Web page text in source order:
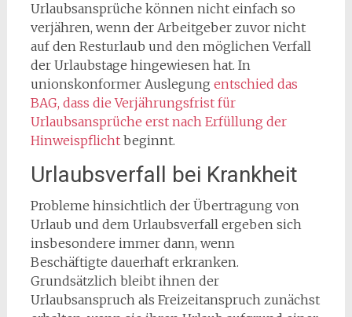
Urlaubsansprüche können nicht einfach so
verjähren, wenn der Arbeitgeber zuvor nicht
auf den Resturlaub und den möglichen Verfall
der Urlaubstage hingewiesen hat. In
unionskonformer Auslegung entschied das
BAG, dass die Verjährungsfrist für
Urlaubsansprüche erst nach Erfüllung der
Hinweispflicht beginnt.
Urlaubsverfall bei Krankheit
Probleme hinsichtlich der Übertragung von
Urlaub und dem Urlaubsverfall ergeben sich
insbesondere immer dann, wenn
Beschäftigte dauerhaft erkranken.
Grundsätzlich bleibt ihnen der
Urlaubsanspruch als Freizeitanspruch zunächst